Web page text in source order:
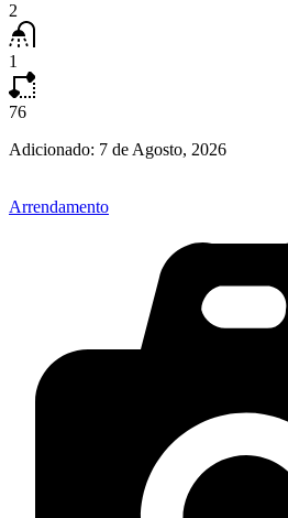
2
1
76
Adicionado: 7 de Agosto, 2026
Arrendamento